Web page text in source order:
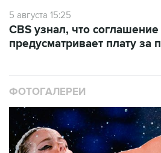
5 августа 15:25
CBS узнал, что
предусматривает плату за
ФОТОГАЛЕРЕИ